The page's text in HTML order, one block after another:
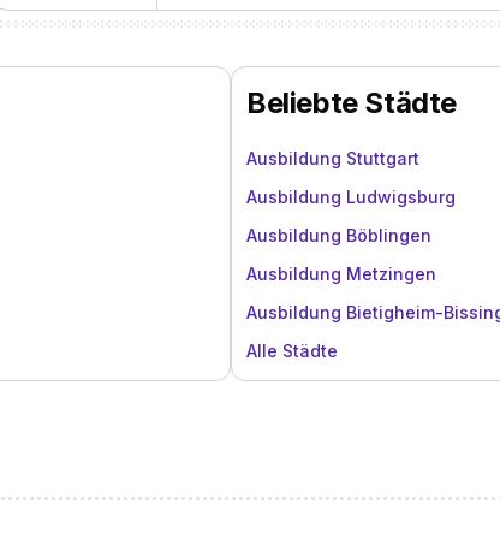
Beliebte Städte
Ausbildung Stuttgart
Ausbildung Ludwigsburg
Ausbildung Böblingen
Ausbildung Metzingen
Ausbildung Bietigheim-
Alle Städte